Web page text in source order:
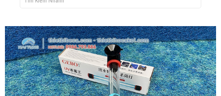
điều trị bệnh Cá Koi
Vi Sinh Hồ Koi
assign('article_categories',
article_categories_tree('0')); ?>
Làm lọc hồ koi